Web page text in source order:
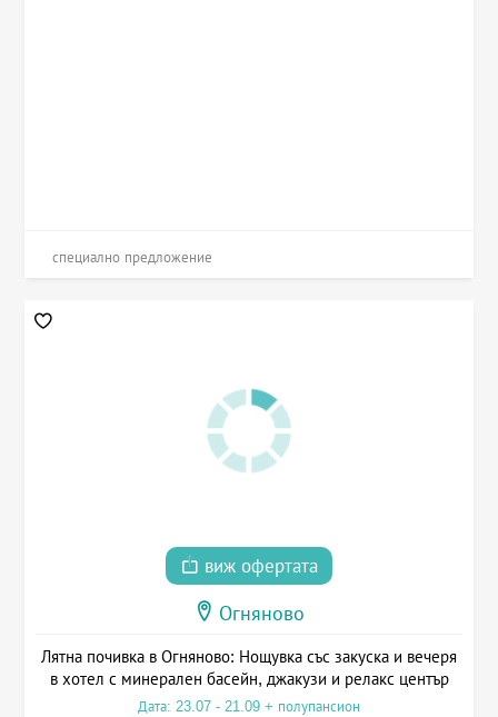
специално предложение
виж офертата
Огняново
Лятна почивка в Огняново: Нощувка със закуска и вечеря
в хотел с минерален басейн, джакузи и релакс център
Дата: 23.07 - 21.09 + полупансион